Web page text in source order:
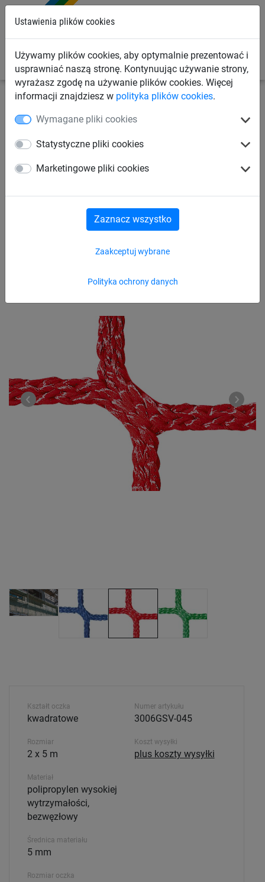
Ustawienia plików cookies
Używamy plików cookies, aby optymalnie prezentować i
usprawniać naszą stronę. Kontynuując używanie strony,
wyrażasz zgodę na używanie plików cookies. Więcej
informacji znajdziesz w polityka plików cookies.
Wymagane pliki cookies
Statystyczne pliki cookies
Marketingowe pliki cookies
Polityka ochrony danych
Zaakceptuj wybrane
Zaznacz wszystko
bezpieczeństwa (typu U)
Siatka na rusztowania,
z klamrami
(oczka 45 mm, 2 x 5 m)
Kształt oczka
kwadratowe
Rozmiar
2 x 5 m
Materiał
polipropylen wysokiej
wytrzymałości,
bezwęzłowy
Średnica materiału
5 mm
Rozmiar oczka
Numer artykułu
3006GSV-045
Koszt wysyłki
plus koszty wysyłki